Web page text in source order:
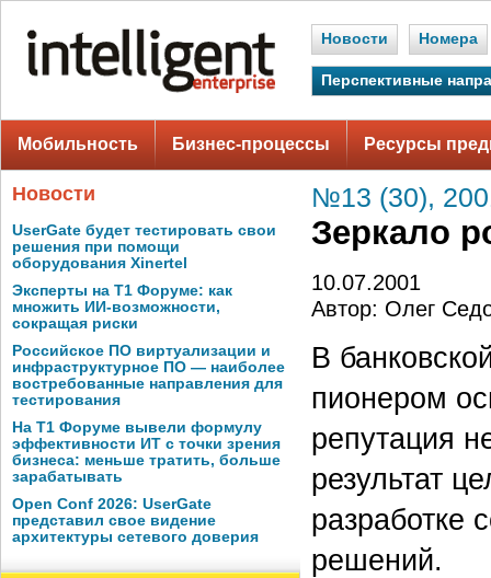
Новости Номера
Перспективные
Мобильность Бизнес-процессы Ресурсы
Новости
UserGate будет тестировать свои
решения при помощи
оборудования Xinertel
Эксперты на Т1 Форуме: как
множить ИИ-возможности,
сокращая риски
Российское ПО виртуализации и
инфраструктурное ПО — наиболее
востребованные направления для
тестирования
На Т1 Форуме вывели формулу
эффективности ИТ с точки зрения
бизнеса: меньше тратить, больше
зарабатывать
Open Conf 2026: UserGate
представил свое видение
архитектуры сетевого доверия
№13 (30),
Зеркало
10.07.2001
Автор: Олег
В
пионером
репутация
результат
разработке
решений.